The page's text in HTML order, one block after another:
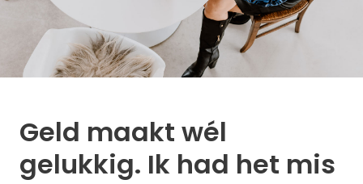
Geld maakt wél
gelukkig. Ik had het mis